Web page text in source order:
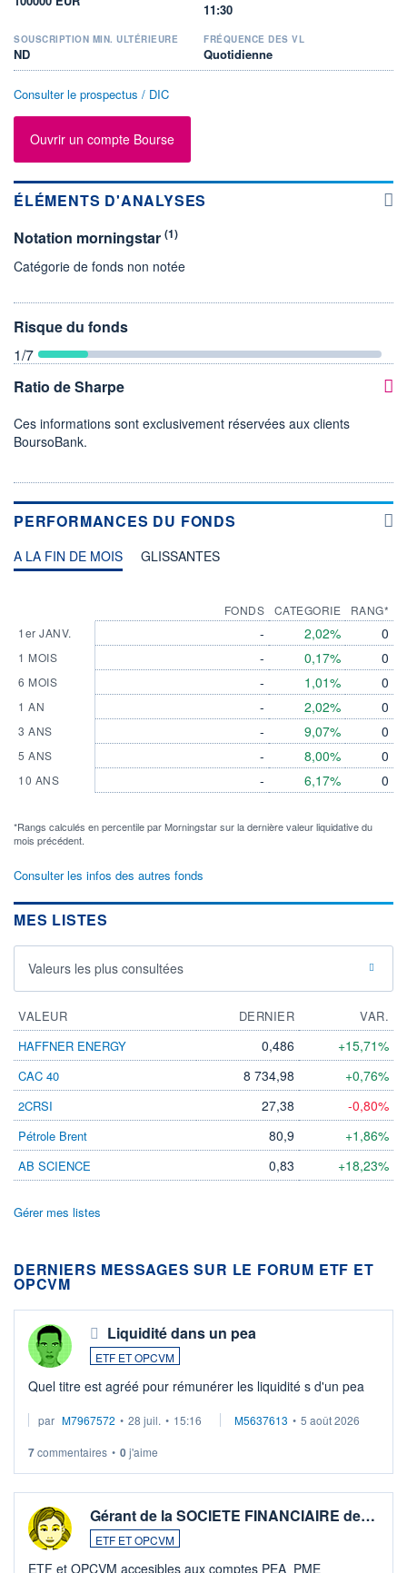
11:30
SOUSCRIPTION MIN. ULTÉRIEURE
ND
FRÉQUENCE DES VL
Quotidienne
Consulter le prospectus / DIC
Ouvrir un compte Bourse
ÉLÉMENTS D'ANALYSES
Notation morningstar (1)
Catégorie de fonds non notée
Risque du fonds
1/7
Ratio de Sharpe
Ces informations sont exclusivement réservées aux clients
BoursoBank.
PERFORMANCES DU FONDS
A LA FIN DE MOIS GLISSANTES
1er JANV.
1 MOIS
6 MOIS
1 AN
3 ANS
5 ANS
10 ANS
FONDS
-
-
-
-
-
-
-
CATEGORIE
2,02%
0,17%
1,01%
2,02%
9,07%
8,00%
6,17%
RANG*
0
0
0
0
0
0
0
*Rangs calculés en percentile par Morningstar sur la dernière valeur liquidative du
mois précédent.
Consulter les infos des autres fonds
MES LISTES
Valeurs les plus consultées
VALEUR DERNIER
VAR.
HAFFNER ENERGY
0,486 +15,71%
CAC 40 8 734,98 +0,76%
2CRSI 27,38 -0,80%
Pétrole Brent 80,9 +1,86%
AB SCIENCE 0,83 +18,23%
Gérer mes listes
DERNIERS MESSAGES SUR LE FORUM ETF ET
OPCVM
Liquidité dans un pea
ETF ET OPCVM
Quel titre est agréé pour rémunérer les liquidité s d'un pea
par M7967572 • 28 juil. • 15:16 M5637613 • 5 août 2026
7commentaires • 0j'aime
Gérant de la SOCIETE FINANCIAIRE de…
ETF ET OPCVM
ETF et OPCVM accesibles aux comptes PEA_PME